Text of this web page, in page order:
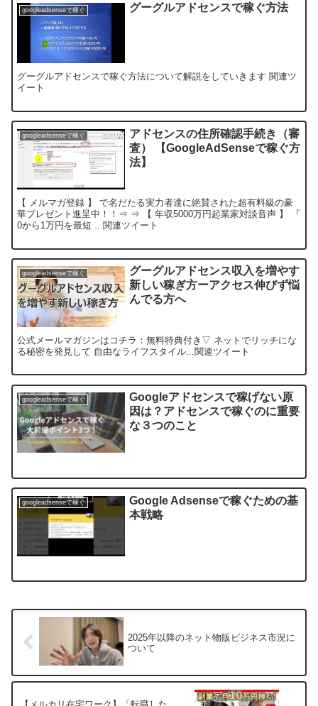
googleadsenseで稼ぐ グーグルアドセンスで稼ぐ方法
グーグルアドセンスで稼ぐ方法について解説をしていきます 関連ツ
イート
googleadsenseで稼ぐ
アドセンスの住所確認手続き（審
査） 【GoogleAdSenseで稼ぐ方
法】
【 メルマガ登録 】 で名だたる実力者達に絶賛された超有料級の豪
華プレゼント進呈中！！⇒ ⇒ 【 年収5000万円起業家対談音声 】 『
0から1万円を最短 ...関連ツイート
googleadsenseで稼ぐ
グーグルアドセンス収入を増やす
新しい稼ぎ方ーアクセス伸びず悩
んでる方へ
公式メールマガジンはコチラ：無料特典付き▽ ネットでリッチにな
る秘密を発見して 自由なライフスタイル...関連ツイート
googleadsenseで稼ぐ
Googleアドセンスで稼げない原
因は？アドセンスで稼ぐのに重要
な３つのこと
googleadsenseで稼ぐ
Google Adsenseで稼ぐための基
本戦略
2025年以降のネット物販ビジネス市況に
ついて